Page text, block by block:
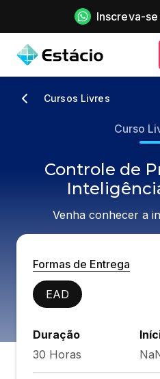
Inscreva-
Cursos Livres
Curso
Controle de
Venha conhecer a
Formas de Entrega
EAD
Duração
30 Horas